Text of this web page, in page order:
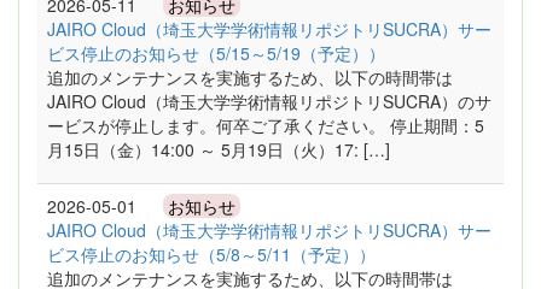
2026-05-11 お知らせ
JAIRO Cloud（埼玉大学学術情報リポジトリSUCRA）サー
ビス停止のお知らせ（5/15～5/19（予定））
追加のメンテナンスを実施するため、以下の時間帯は
JAIRO Cloud（埼玉大学学術情報リポジトリSUCRA）のサ
ービスが停止します。何卒ご了承ください。 停止期間：5
月15日（金）14:00 ～ 5月19日（火）17: […]
2026-05-01 お知らせ
JAIRO Cloud（埼玉大学学術情報リポジトリSUCRA）サー
ビス停止のお知らせ（5/8～5/11（予定））
追加のメンテナンスを実施するため、以下の時間帯は